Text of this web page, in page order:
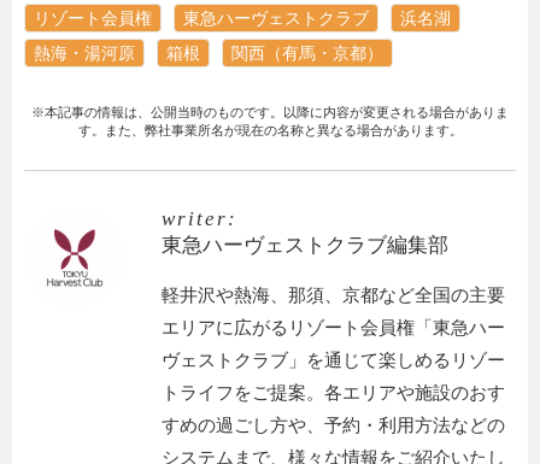
リゾート会員権
東急ハーヴェストクラブ
浜名湖
熱海・湯河原
箱根 関西（有馬・京都）
※本記事の情報は、公開当時のものです。以降に内容が変更される場合がありま
す。また、弊社事業所名が現在の名称と異なる場合があります。
writer:
東急ハーヴェストクラブ編集部
軽井沢や熱海、那須、京都など全国の主要
エリアに広がるリゾート会員権「東急ハー
ヴェストクラブ」を通じて楽しめるリゾー
トライフをご提案。各エリアや施設のおす
すめの過ごし方や、予約・利用方法などの
システムまで、様々な情報をご紹介いたし